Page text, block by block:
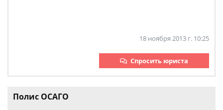
18 ноября 2013 г. 10:25
Спросить юриста
Полис ОСАГО